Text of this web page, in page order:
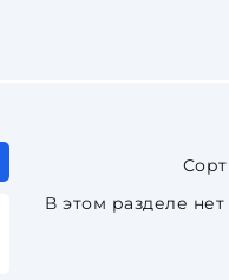
В этом разделе нет